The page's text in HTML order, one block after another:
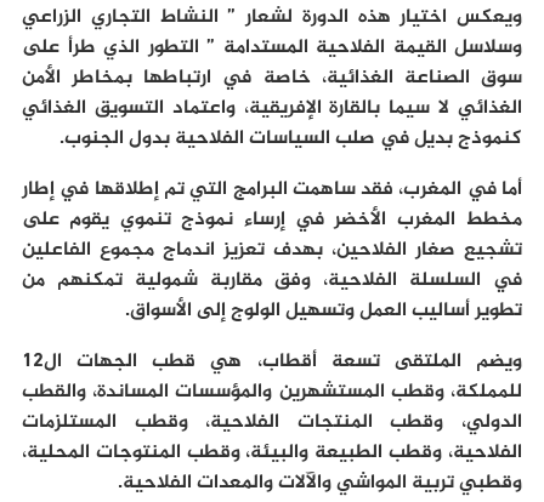
ويعكس اختيار هذه الدورة لشعار ” النشاط التجاري الزراعي
وسلاسل القيمة الفلاحية المستدامة ” التطور الذي طرأ على
سوق الصناعة الغذائية، خاصة في ارتباطها بمخاطر الأمن
الغذائي لا سيما بالقارة الإفريقية، واعتماد التسويق الغذائي
كنموذج بديل في صلب السياسات الفلاحية بدول الجنوب.
أما في المغرب، فقد ساهمت البرامج التي تم إطلاقها في إطار
مخطط المغرب الأخضر في إرساء نموذج تنموي يقوم على
تشجيع صغار الفلاحين، بهدف تعزيز اندماج مجموع الفاعلين
في السلسلة الفلاحية، وفق مقاربة شمولية تمكنهم من
تطوير أساليب العمل وتسهيل الولوج إلى الأسواق.
ويضم الملتقى تسعة أقطاب، هي قطب الجهات ال12
للمملكة، وقطب المستشهرين والمؤسسات المساندة، والقطب
الدولي، وقطب المنتجات الفلاحية، وقطب المستلزمات
الفلاحية، وقطب الطبيعة والبيئة، وقطب المنتوجات المحلية،
وقطبي تربية المواشي والآلات والمعدات الفلاحية.